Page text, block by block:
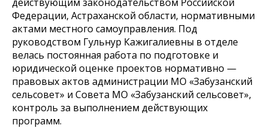
Федерации, Астраханской области, нормативными
актами местного самоуправления. Под
руководством Гульнур Кажигалиевны в отделе
велась постоянная работа по подготовке и
юридической оценке проектов нормативно —
правовых актов администрации МО «Забузанский
сельсовет» и Совета МО «Забузанский сельсовет»,
контроль за выполнением действующих
программ.